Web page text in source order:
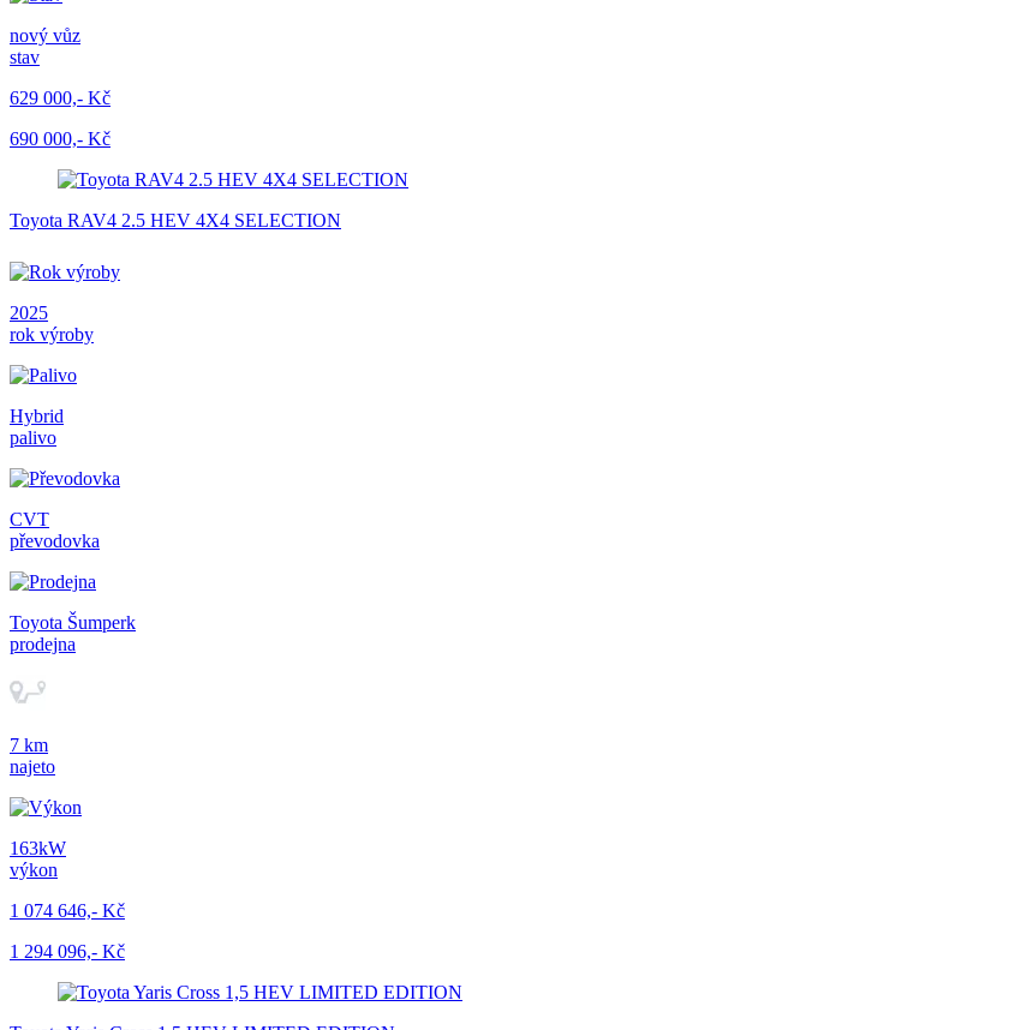
nový vůz
stav
629 000,- Kč
690 000,- Kč
Toyota RAV4 2.5 HEV 4X4 SELECTION
2025
rok výroby
Hybrid
palivo
CVT
převodovka
Toyota Šumperk
prodejna
7 km
najeto
163kW
výkon
1 074 646,- Kč
1 294 096,- Kč